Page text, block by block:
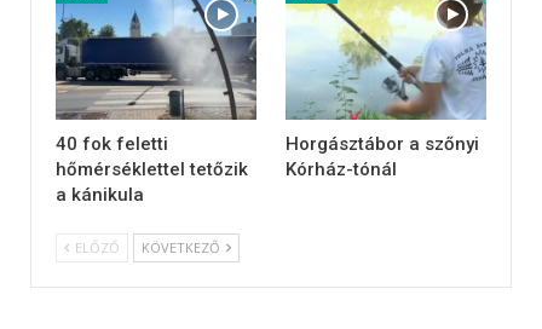
40 fok feletti
hőmérséklettel tetőzik
a kánikula
Horgásztábor a szőnyi
Kórház-tónál
ELŐZŐ KÖVETKEZŐ